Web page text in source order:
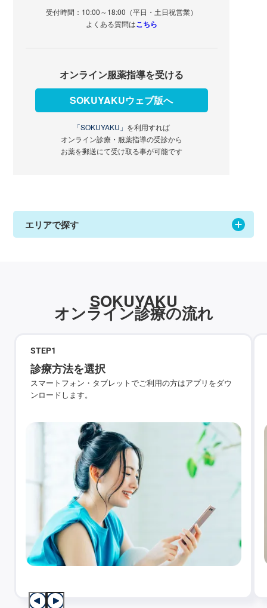
受付時間：10:00～18:00（平日・土日祝営業）
よくある質問はこちら
オンライン服薬指導を受ける
SOKUYAKUウェブ版へ
「SOKUYAKU」 を利用すれば
オンライン診療・服薬指導の受診から
お薬を郵送にて受け取る事が可能です
エリアで探す
SOKUYAKU
オンライン診療の流れ
STEP1
診療方法を選択
スマートフォン・タブレットでご利用の方はアプリをダウ
ンロードします。